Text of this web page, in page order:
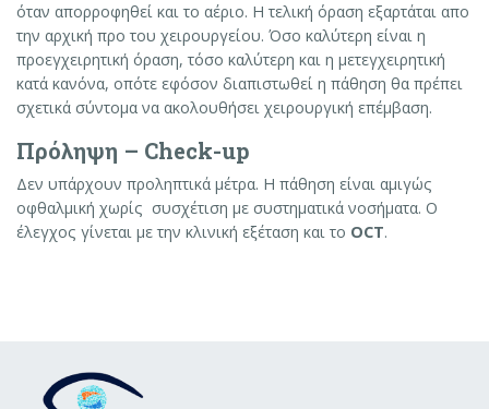
όταν απορροφηθεί και το αέριο. Η τελική όραση εξαρτάται απο
την αρχική προ του χειρουργείου. Όσο καλύτερη είναι η
προεγχειρητική όραση, τόσο καλύτερη και η μετεγχειρητική
κατά κανόνα, οπότε εφόσον διαπιστωθεί η πάθηση θα πρέπει
σχετικά σύντομα να ακολουθήσει χειρουργική επέμβαση.
Πρόληψη – Check-up
Δεν υπάρχουν προληπτικά μέτρα. Η πάθηση είναι αμιγώς
οφθαλμική χωρίς συσχέτιση με συστηματικά νοσήματα. Ο
έλεγχος γίνεται με την κλινική εξέταση και το OCT.